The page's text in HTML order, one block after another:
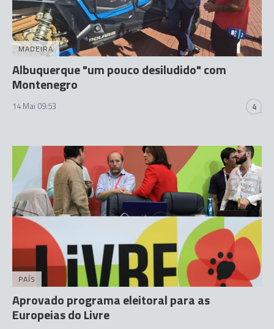
MADEIRA
Albuquerque "um pouco desiludido" com
Montenegro
14 Mai 09:53 4
PAÍS
Aprovado programa eleitoral para as
Europeias do Livre